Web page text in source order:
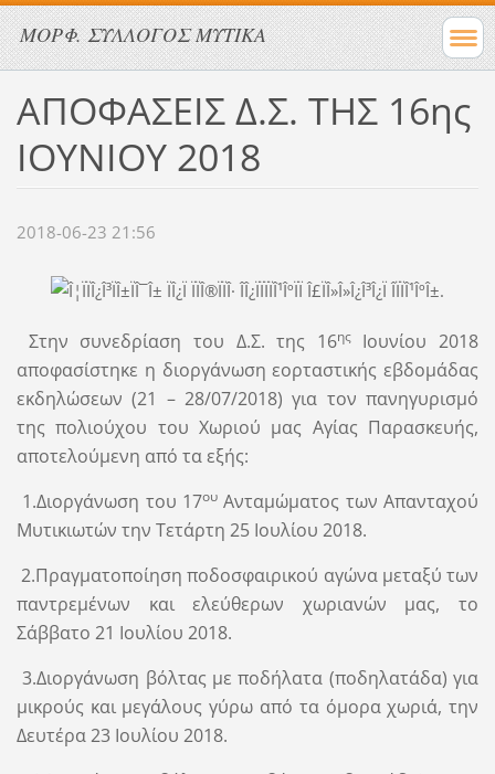
ΜΟΡΦ. ΣΥΛΛΟΓΟΣ ΜΥΤΙΚΑ
ΑΠΟΦΑΣΕΙΣ Δ.Σ. ΤΗΣ 16ης
ΙΟΥΝΙΟΥ 2018
2018-06-23 21:56
Στην συνεδρίαση του Δ.Σ. της 16ηςΙουνίου 2018
αποφασίστηκε η διοργάνωση εορταστικής εβδομάδας
εκδηλώσεων (21 – 28/07/2018) για τον πανηγυρισμό
της πολιούχου του Χωριού μας Αγίας Παρασκευής,
αποτελούμενη από τα εξής:
1.Διοργάνωση του 17ου Ανταμώματος των Απανταχού
Μυτικιωτών την Τετάρτη 25 Ιουλίου 2018.
2.Πραγματοποίηση ποδοσφαιρικού αγώνα μεταξύ των
παντρεμένων και ελεύθερων χωριανών μας, το
Σάββατο 21 Ιουλίου 2018.
3.Διοργάνωση βόλτας με ποδήλατα (ποδηλατάδα) για
μικρούς και μεγάλους γύρω από τα όμορα χωριά, την
Δευτέρα 23 Ιουλίου 2018.